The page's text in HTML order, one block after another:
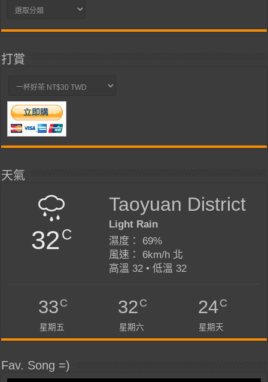
分
打賞
天氣
32C
Taoyuan District
Light Rain
濕度： 69%
風速： 6km/h 北
高溫 32 • 低溫 32
33C
星期五
32C
星期六
24C
星期天
Fav. Song =)